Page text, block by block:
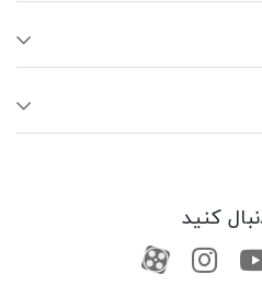
کنید
کانال آپارات
کانال آپارات